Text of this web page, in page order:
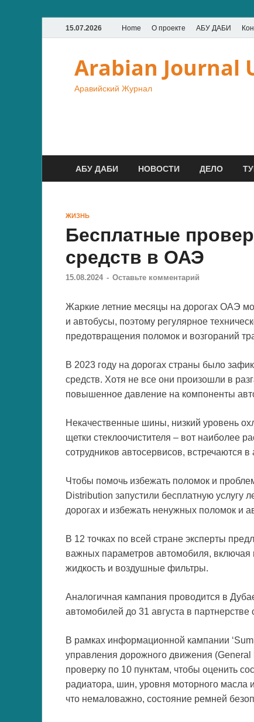
15.07.2026 Home О проекте АБУ ДАБИ
Arabian Journal
Аравийский Журнал
АБУ ДАБИ НОВОСТИ ДЕЛО
ЖИЗНЬ
Бесплатные
средств в ОАЭ
15.08.2024 - Оставьте комментарий
Жаркие летние месяцы на дорогах ОАЭ
и автобусы, поэтому регулярное
предотвращения поломок и возгораний
В 2023 году на дорогах страны было
средств. Хотя не все они произошли в
повышенное давление на компоненты
Некачественные шины, низкий уровень
щетки стеклоочистителя – вот наиболее
сотрудников автосервисов, встречаются
Чтобы помочь избежать поломок и
Distribution запустили бесплатную услугу
дорогах и избежать ненужных поломок и
В 12 точках по всей стране эксперты
важных параметров автомобиля,
жидкость и воздушные фильтры.
Аналогичная кампания проводится в
автомобилей до 31 августа в партнерстве
В рамках информационной кампании
управления дорожного движения
проверку по 10 пунктам, чтобы оценить
радиатора, шин, уровня моторного масла
что немаловажно, состояние ремней